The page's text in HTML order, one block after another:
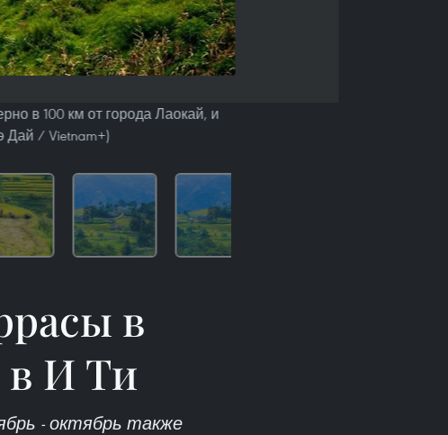
в 100 км от города Лаокай, и
Дай / Vietnam+)
в
в И Ти
- октябрь также